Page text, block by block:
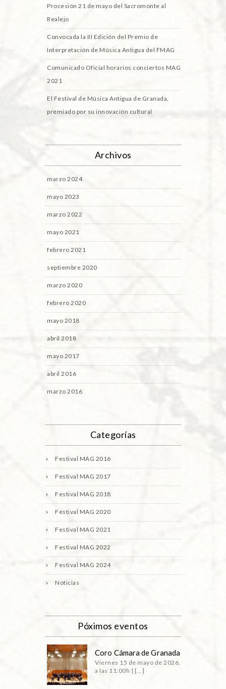
Procesión 21 de mayo del Sacromonte al
Realejo
Convocada la III Edición del Premio de
Interpretación de Música Antigua del FMAG
Comunicado Oficial horarios conciertos MAG
2021
El Festival de Música Antigua de Granada,
premiado por su innovación cultural
Archivos
marzo 2024
mayo 2023
marzo 2022
mayo 2021
febrero 2021
septiembre 2020
marzo 2020
febrero 2020
mayo 2018
abril 2018
mayo 2017
abril 2016
marzo 2016
Categorías
Festival MAG 2016
Festival MAG 2017
Festival MAG 2018
Festival MAG 2020
Festival MAG 2021
Festival MAG 2022
Festival MAG 2024
Noticias
Póximos eventos
Coro Cámara de Granada
Viernes 15 de mayo de 2026,
a las 11:00h | [...]